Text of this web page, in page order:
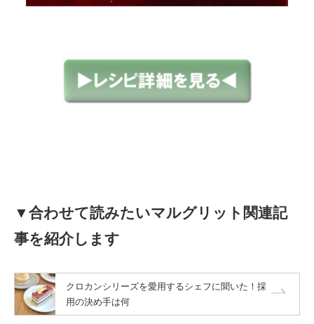
▼合わせて読みたいマルグリット関連記
事を紹介します
クロカンシリーズを愛用するシェフに聞いた！採
用の決め手は何